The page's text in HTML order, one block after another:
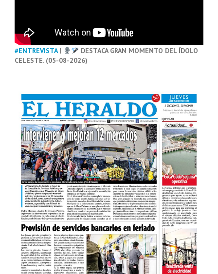
#ENTREVISTA|
DESTACA GRAN MOMENTO DEL ÍDOLO
CELESTE. (05-08-2026)